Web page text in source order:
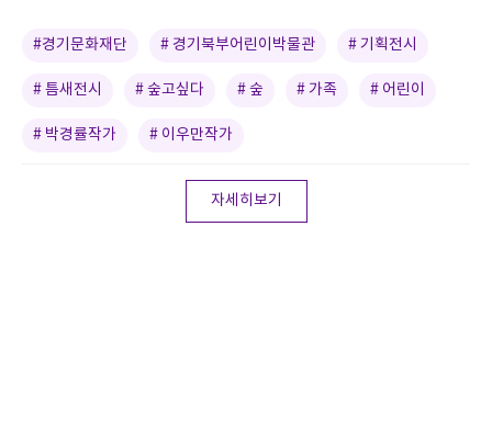
#경기문화재단 # 경기북부어린이박물관 # 기획전시
# 틈새전시 # 숲고싶다 # 숲 # 가족 # 어린이
# 박경률작가 # 이우만작가
자세히보기